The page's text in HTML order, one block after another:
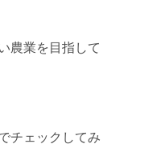
農業を目指して
チェックしてみ